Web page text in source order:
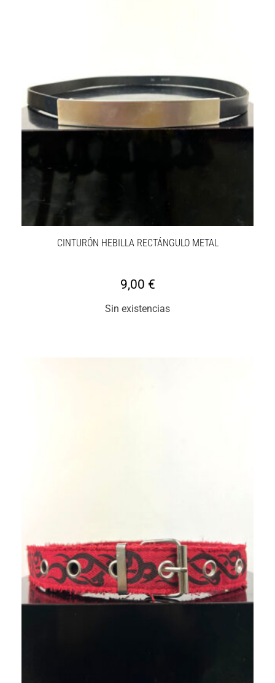
CINTURÓN HEBILLA RECTÁNGULO METAL
9,00 €
Sin existencias